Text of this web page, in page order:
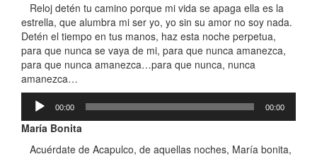
Reloj detén tu camino porque mi vida se apaga ella es la
estrella, que alumbra mi ser yo, yo sin su amor no soy nada.
Detén el tiempo en tus manos, haz esta noche perpetua,
para que nunca se vaya de mi, para que nunca amanezca,
para que nunca amanezca…para que nunca, nunca
amanezca…
Reproductor
audio
00:00 00:00
María Bonita
Acuérdate de Acapulco, de aquellas noches, María bonita,